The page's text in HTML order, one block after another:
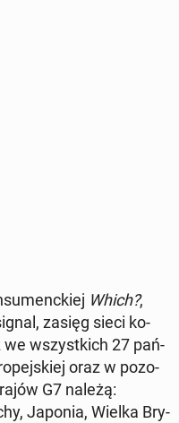
Which?,
zasięg sieci ko­
we wszyst­kich 27 pań­
oraz w po­zo­
G7 należą:
Japonia, Wielka Bry­